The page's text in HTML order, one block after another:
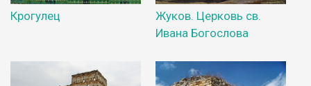
Крогулец
Жуков. Церковь св.
Ивана Богослова